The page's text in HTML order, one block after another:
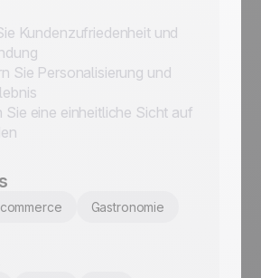
Kundenzufriedenheit und
Sie Personalisierung und
Sie eine einheitliche Sicht auf
Gastronomie